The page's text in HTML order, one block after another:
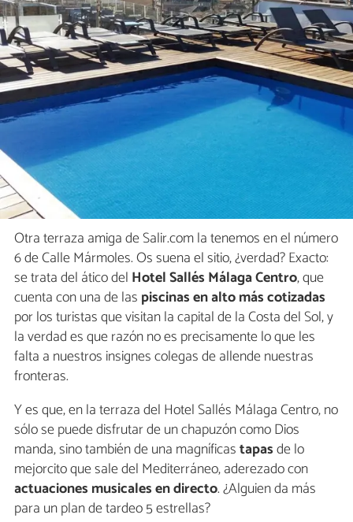
Otra terraza amiga de Salir.com la tenemos en el número
6 de Calle Mármoles. Os suena el sitio, ¿verdad? Exacto:
se trata del ático del Hotel Sallés Málaga Centro, que
cuenta con una de las piscinas en alto más cotizadas
por los turistas que visitan la capital de la Costa del Sol, y
la verdad es que razón no es precisamente lo que les
falta a nuestros insignes colegas de allende nuestras
fronteras.
Y es que, en la terraza del Hotel Sallés Málaga Centro, no
sólo se puede disfrutar de un chapuzón como Dios
manda, sino también de una magníficastapasde lo
mejorcito que sale del Mediterráneo, aderezado con
actuaciones musicales en directo. ¿Alguien da más
para un plan de tardeo 5 estrellas?